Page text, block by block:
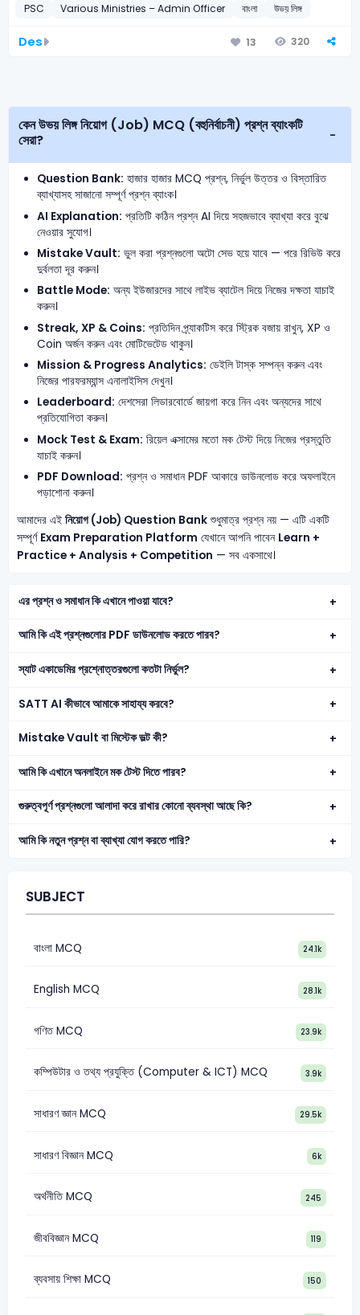
PSC Various Ministries – Admin Officer বাংলা উভয় লিঙ্গ
Des 13 320
কেন উভয় লিঙ্গ নিয়োগ (Job) MCQ (বহুনির্বাচনী) প্রশ্ন ব্যাংকটি
সেরা?
Question Bank: হাজার হাজার MCQ প্রশ্ন, নির্ভুল উত্তর ও বিস্তারিত
ব্যাখ্যাসহ সাজানো সম্পূর্ণ প্রশ্ন ব্যাংক।
AI Explanation: প্রতিটি কঠিন প্রশ্ন AI দিয়ে সহজভাবে ব্যাখ্যা করে বুঝে
নেওয়ার সুযোগ।
Mistake Vault: ভুল করা প্রশ্নগুলো অটো সেভ হয়ে যাবে — পরে রিভিউ করে
দুর্বলতা দূর করুন।
Battle Mode: অন্য ইউজারদের সাথে লাইভ ব্যাটেল দিয়ে নিজের দক্ষতা যাচাই
করুন।
Streak, XP & Coins: প্রতিদিন প্র্যাকটিস করে স্ট্রিক বজায় রাখুন, XP ও
Coin অর্জন করুন এবং মোটিভেটেড থাকুন।
Mission & Progress Analytics: ডেইলি টাস্ক সম্পন্ন করুন এবং
নিজের পারফরম্যান্স এনালাইসিস দেখুন।
Leaderboard: দেশসেরা লিডারবোর্ডে জায়গা করে নিন এবং অন্যদের সাথে
প্রতিযোগিতা করুন।
Mock Test & Exam: রিয়েল এক্সামের মতো মক টেস্ট দিয়ে নিজের প্রস্তুতি
যাচাই করুন।
PDF Download: প্রশ্ন ও সমাধান PDF আকারে ডাউনলোড করে অফলাইনে
পড়াশোনা করুন।
আমাদের এই নিয়োগ (Job) Question Bankশুধুমাত্র প্রশ্ন নয় — এটি একটি
সম্পূর্ণ Exam Preparation Platform যেখানে আপনি পাবেন Learn +
Practice + Analysis + Competition — সব একসাথে।
এর প্রশ্ন ও সমাধান কি এখানে পাওয়া যাবে?
আমি কি এই প্রশ্নগুলোর PDF ডাউনলোড করতে পারব?
স্যাট একাডেমির প্রশ্নোত্তরগুলো কতটা নির্ভুল?
SATT AI কীভাবে আমাকে সাহায্য করবে?
Mistake Vault বা মিস্টেক ভল্ট কী?
আমি কি এখানে অনলাইনে মক টেস্ট দিতে পারব?
গুরুত্বপূর্ণ প্রশ্নগুলো আলাদা করে রাখার কোনো ব্যবস্থা আছে কি?
আমি কি নতুন প্রশ্ন বা ব্যাখ্যা যোগ করতে পারি?
SUBJECT
বাংলা MCQ 24.1k
English MCQ 28.1k
গণিত MCQ 23.9k
কম্পিউটার ও তথ্য প্রযুক্তি (Computer & ICT) MCQ 3.9k
সাধারণ জ্ঞান MCQ 29.5k
সাধারণ বিজ্ঞান MCQ 6k
অর্থনীতি MCQ 245
জীববিজ্ঞান MCQ 119
ব্যবসায় শিক্ষা MCQ 150